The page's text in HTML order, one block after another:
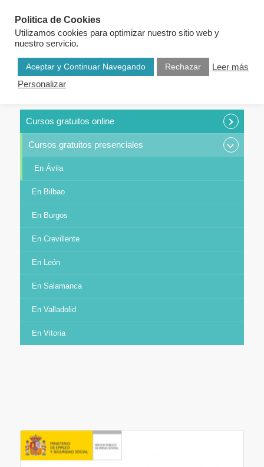
Cursos gratuitos online
Cursos gratuitos presenciales
En Ávila
En Bilbao
En Burgos
En Crevillente
En León
En Salamanca
En Valladolid
En Vitoria
Politica de Cookies
Utilizamos cookies para optimizar nuestro sitio web y
nuestro servicio.
Aceptar y Continuar Navegando Rechazar
Leer más
Personalizar